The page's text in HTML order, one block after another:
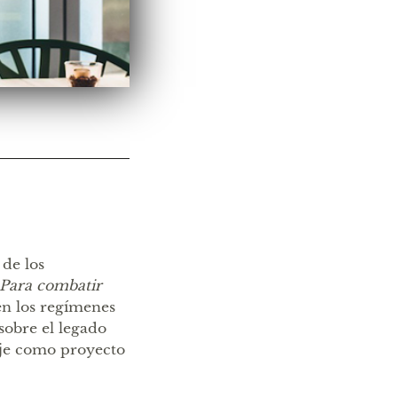
los
Para combatir
los regímenes
el legado
como proyecto